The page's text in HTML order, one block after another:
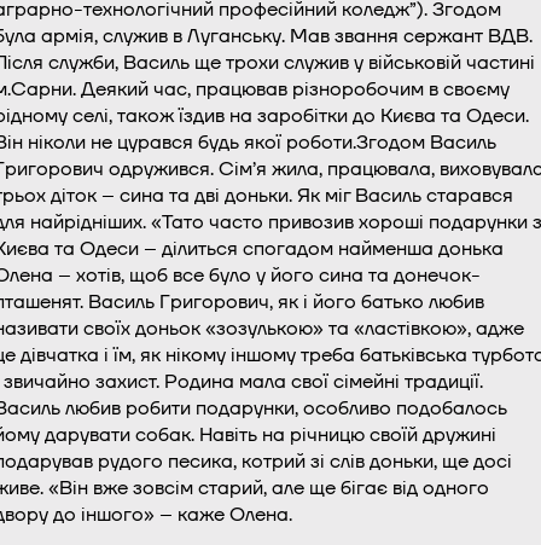
технологічний професійний коледж”). Згодом
армія, служив в Луганську. Мав звання сержант ВДВ.
служби, Василь ще трохи служив у військовій частині
Деякий час, працював різноробочим в своєму
селі, також їздив на заробітки до Києва та Одеси.
ніколи не цурався будь якої роботи.Згодом Василь
одружився. Сім’я жила, працювала,
діток – сина та дві доньки. Як міг Василь старався
найрідніших. «Тато часто привозив хороші подарунки з
та Одеси – ділиться спогадом найменша донька
– хотів, щоб все було у його сина та донечок-
Василь Григорович, як і його батько любив
своїх доньок «зозулькою» та «ластівкою», адже
дівчатка і їм, як нікому іншому треба батьківська
звичайно захист. Родина мала свої сімейні традиції.
любив робити подарунки, особливо подобалось
дарувати собак. Навіть на річницю своїй дружині
рудого песика, котрий зі слів доньки, ще досі
«Він вже зовсім старий, але ще бігає від одного
до іншого» – каже Олена.